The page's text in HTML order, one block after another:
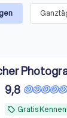
local_offer Gratis
9,8